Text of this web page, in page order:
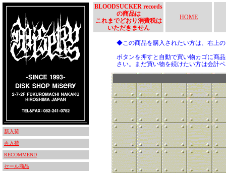
新入荷
再入荷
RECOMMEND
セール商品
BLOODSUCKER records
の商品は
これまでどおり消費税は
いただきません
HOME
◆この商品を購入されたい方は、右上
ボタンを押すと自動で買い物カゴに商
さい。まだ買い物を続けたい方は会計